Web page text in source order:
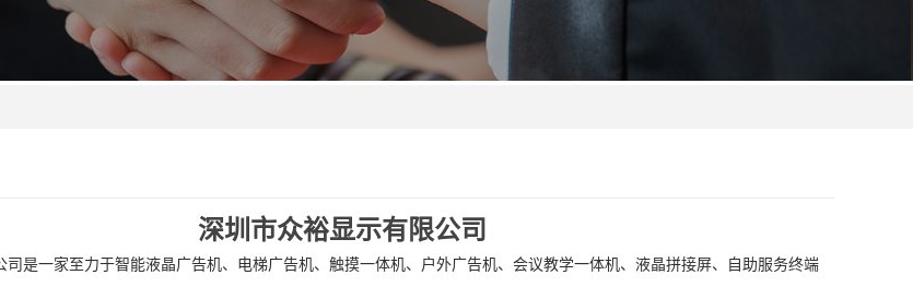
深圳市众裕显示有限公司
司是一家至力于智能液晶广告机、电梯广告机、触摸一体机、户外广告机、会议教学一体机、液晶拼接屏、自助服务终端